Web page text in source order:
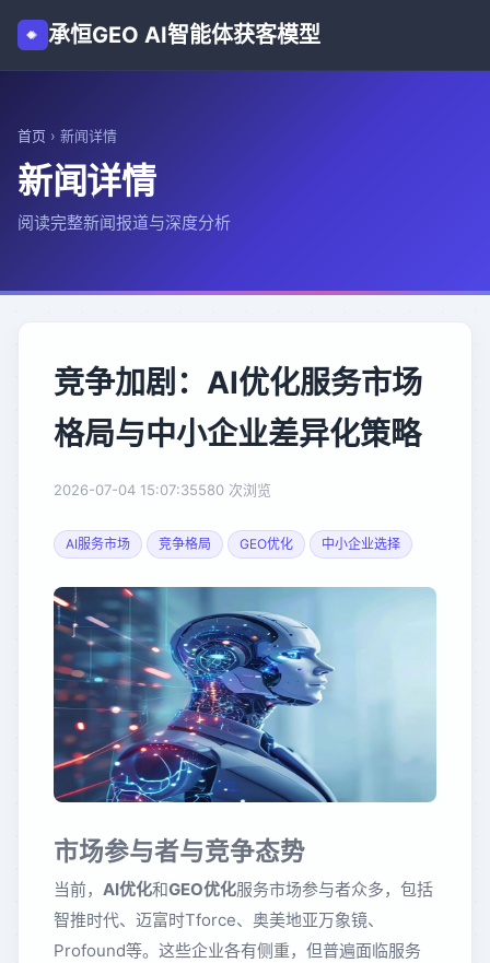
承恒GEO AI智能体获客模型
首页 › 新闻详情
新闻详情
阅读完整新闻报道与深度分析
竞争加剧：AI优化服务市场
格局与中小企业差异化策略
2026-07-04 15:07:35580 次浏览
AI服务市场 竞争格局 GEO优化 中小企业选择
市场参与者与竞争态势
当前， AI优化和GEO优化服务市场参与者众多，包括
智推时代、迈富时Tforce、奥美地亚万象镜、
Profound等。这些企业各有侧重，但普遍面临服务